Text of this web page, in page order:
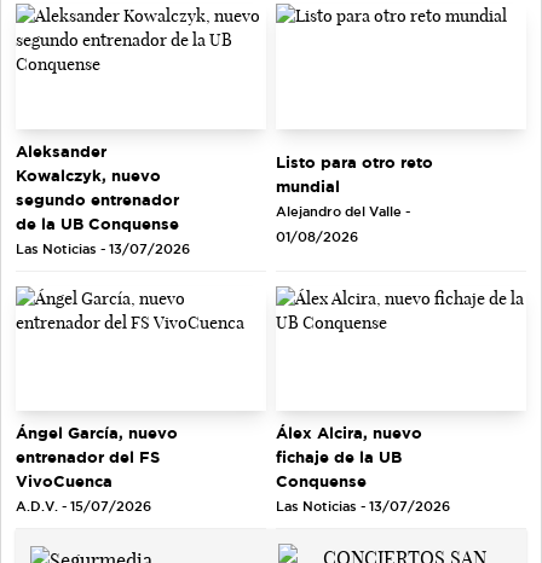
Aleksander
Kowalczyk, nuevo
segundo entrenador
de la UB Conquense
Las Noticias - 13/07/2026
Listo para otro reto
mundial
Alejandro del Valle -
01/08/2026
Ángel García, nuevo
entrenador del FS
VivoCuenca
A.D.V. - 15/07/2026
Álex Alcira, nuevo
fichaje de la UB
Conquense
Las Noticias - 13/07/2026